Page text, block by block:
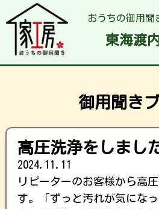
おうちの御用聞
東海渡
御用聞き
高圧洗浄をしまし
2024.11.11
リピーターのお客様から高
す。「ずっと汚れが気になっ